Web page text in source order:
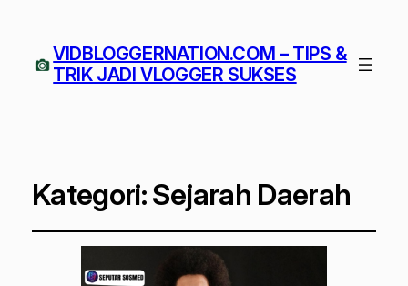
VIDBLOGGERNATION.COM – TIPS &
TRIK JADI VLOGGER SUKSES
Kategori:Sejarah Daerah